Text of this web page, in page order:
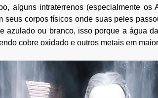
alguns intraterrenos (especialmente os
seus corpos físicos onde suas peles
azulado ou branco, isso porque a água
cobre oxidado e outros metais em